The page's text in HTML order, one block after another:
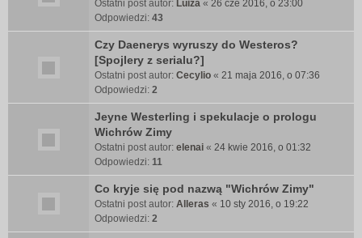
Ostatni post autor: Luiza « 26 cze 2016, o 23:00
Odpowiedzi: 43
Czy Daenerys wyruszy do Westeros?
[Spojlery z serialu?]
Ostatni post autor: Cecylio « 21 maja 2016, o 07:36
Odpowiedzi: 2
Jeyne Westerling i spekulacje o prologu
Wichrów Zimy
Ostatni post autor: elenai « 24 kwie 2016, o 01:32
Odpowiedzi: 11
Co kryje się pod nazwą "Wichrów Zimy"
Ostatni post autor: Alleras « 10 sty 2016, o 19:22
Odpowiedzi: 2